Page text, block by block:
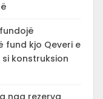
fund kjo Qeveri e
konstruksion